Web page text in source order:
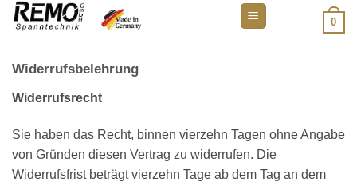
Zum
Inhalt
0
Widerrufsbelehrung
Widerrufsrecht
Sie haben das Recht, binnen vierzehn Tagen ohne Angabe
von Gründen diesen Vertrag zu widerrufen. Die
Widerrufsfrist beträgt vierzehn Tage ab dem Tag an dem